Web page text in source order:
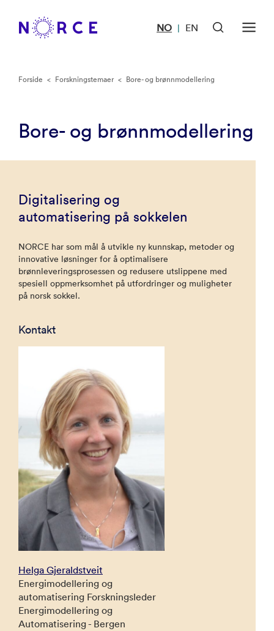
NO | EN
Forside < Forskningstemaer < Bore- og brønnmodellering
Bore- og brønnmodellering
Digitalisering og
automatisering på sokkelen
NORCE har som mål å utvikle ny kunnskap, metoder og
innovative løsninger for å optimalisere
brønnleveringsprosessen og redusere utslippene med
spesiell oppmerksomhet på utfordringer og muligheter
på norsk sokkel.
Kontakt
Helga Gjeraldstveit
Energimodellering og
automatisering Forskningsleder
Energimodellering og
Automatisering - Bergen